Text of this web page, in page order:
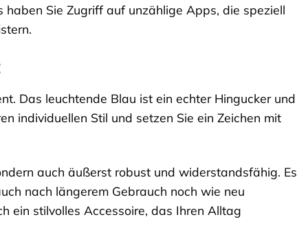
Sie Zugriff auf unzählige Apps, die speziell
Das leuchtende Blau ist ein echter Hingucker und
individuellen Stil und setzen Sie ein Zeichen mit
auch äußerst robust und widerstandsfähig. Es
nach längerem Gebrauch noch wie neu
ein stilvolles Accessoire, das Ihren Alltag